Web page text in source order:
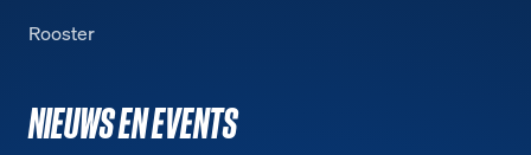
Rooster
NIEUWS EN EVENTS